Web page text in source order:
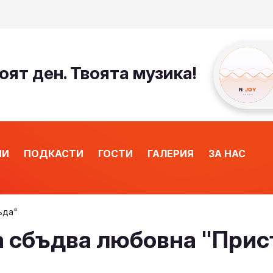
ден. Твоята музика!
ПОДКАСТИ ГОСТИ ГАЛЕРИЯ ЗА НАС
любовна